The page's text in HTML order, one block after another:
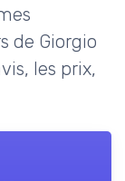
de Giorgio
les prix,